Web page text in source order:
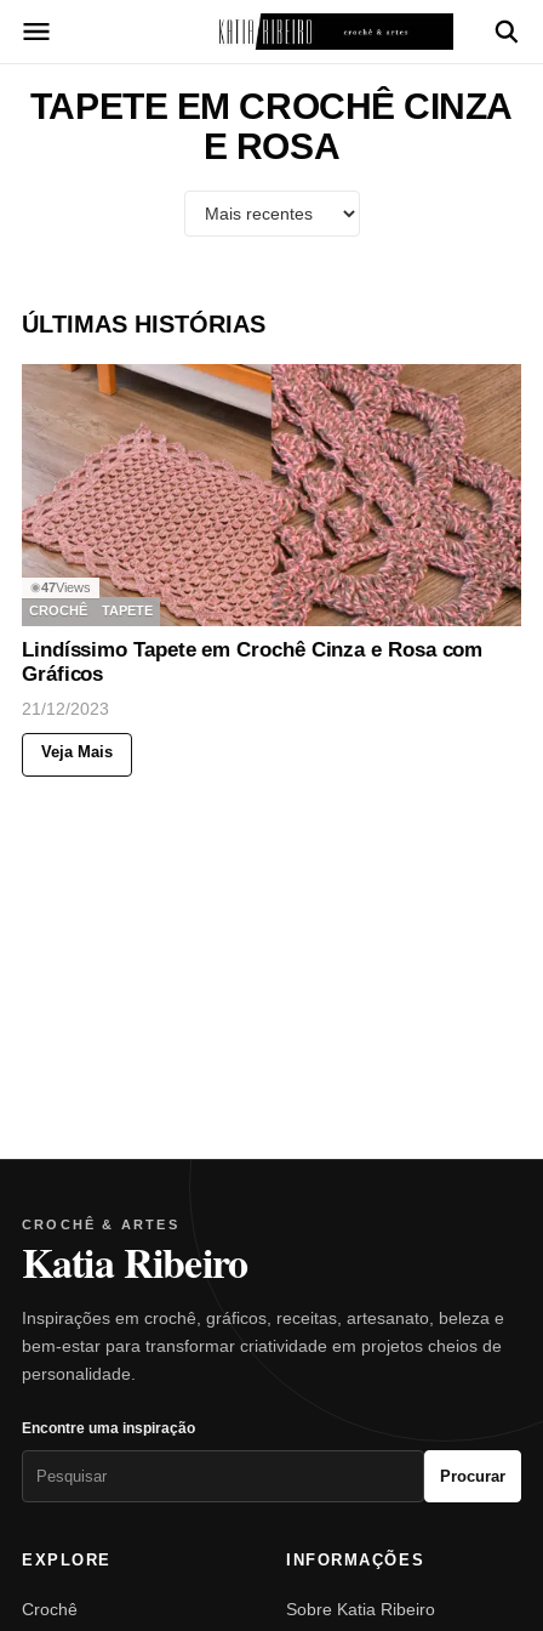
para
conteúdo
TAPETE EM CROCHÊ CINZA
E ROSA
ÚLTIMAS HISTÓRIAS
◉47Views
CROCHÊ
TAPETE
Lindíssimo Tapete em Crochê Cinza e Rosa com
Gráficos
21/12/2023
Veja Mais
CROCHÊ & ARTES
Katia Ribeiro
Inspirações em crochê, gráficos, receitas, artesanato, beleza e
bem-estar para transformar criatividade em projetos cheios de
personalidade.
Encontre uma inspiração
Procurar
EXPLORE
Crochê
INFORMAÇÕES
Sobre Katia Ribeiro